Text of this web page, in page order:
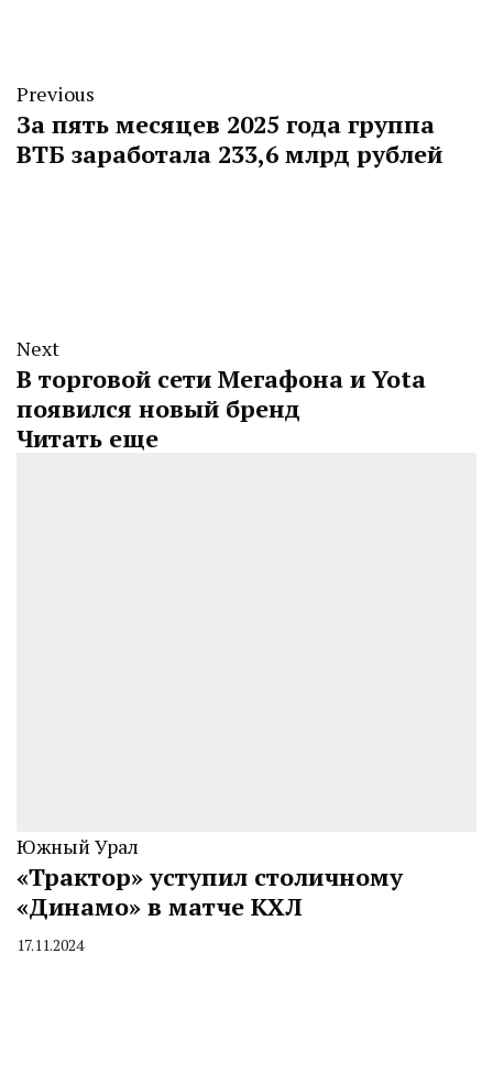
Previous
За пять месяцев 2025 года группа
ВТБ заработала 233,6 млрд рублей
Next
В торговой сети Мегафона и Yota
появился новый бренд
Читать еще
Южный Урал
«Трактор» уступил столичному
«Динамо» в матче КХЛ
By
17.11.2024